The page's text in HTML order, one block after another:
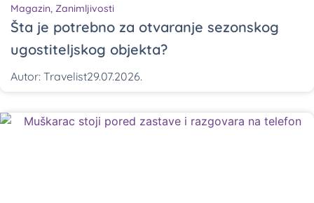
Magazin, Zanimljivosti
Šta je potrebno za otvaranje sezonskog
ugostiteljskog objekta?
Autor: Travelist29.07.2026.